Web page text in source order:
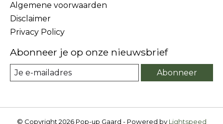
Algemene voorwaarden
Disclaimer
Privacy Policy
Abonneer je op onze nieuwsbrief
Abonneer
© Copyright 2026 Pop-up Gaard - Powered by Lightspeed